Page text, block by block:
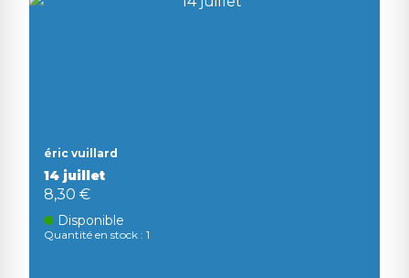
éric vuillard
14 juillet
8,30 €
Disponible
Quantité en stock : 1